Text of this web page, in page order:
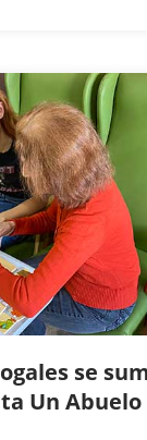
se
Un Abuelo